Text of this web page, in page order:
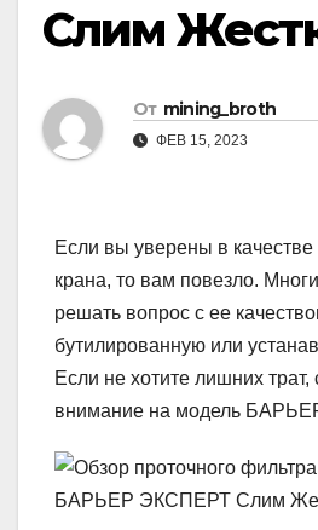
Слим
От mining_broth
ФЕВ 15, 2023
Если вы уверены в
крана, то вам повезло.
решать вопрос с ее
бутилированную или
Если не хотите лишних трат,
внимание на модель